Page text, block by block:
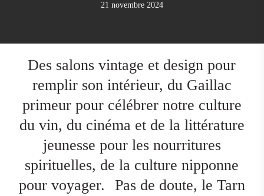
21 novembre 2024
Des salons vintage et design pour
remplir son intérieur, du Gaillac
primeur pour célébrer notre culture
du vin, du cinéma et de la littérature
jeunesse pour les nourritures
spirituelles, de la culture nipponne
pour voyager.
Pas de doute, le Tarn